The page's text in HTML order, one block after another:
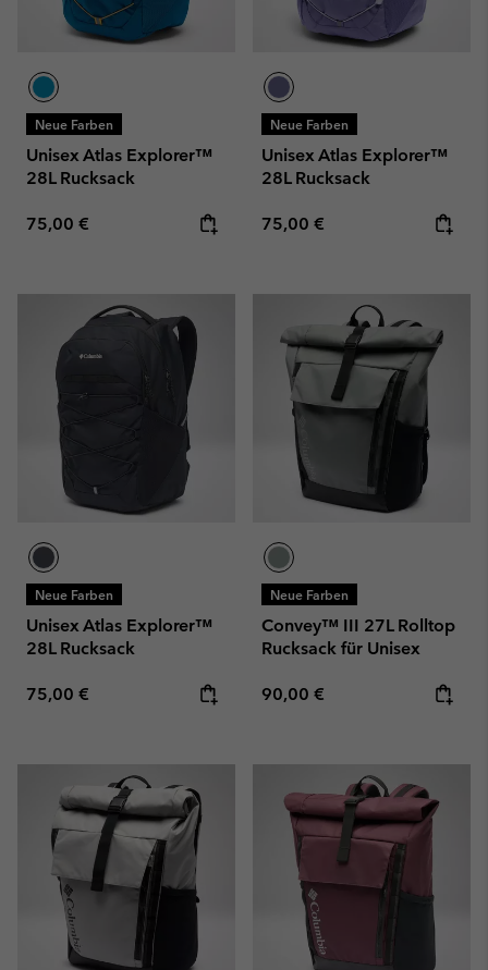
Neue Farben
Unisex Atlas Explorer™
28L Rucksack
Regular price:
75,00 €
Neue Farben
Unisex Atlas Explorer™
28L Rucksack
Regular price:
75,00 €
Neue Farben
Unisex Atlas Explorer™
28L Rucksack
Regular price:
75,00 €
Neue Farben
Convey™ III 27L Rolltop
Rucksack für Unisex
Regular price:
90,00 €